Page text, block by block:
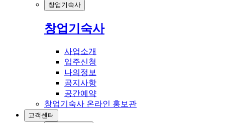
창업기숙사
창업기숙사
사업소개
입주신청
나의정보
공지사항
공간예약
창업기숙사 온라인 홍보관
고객센터